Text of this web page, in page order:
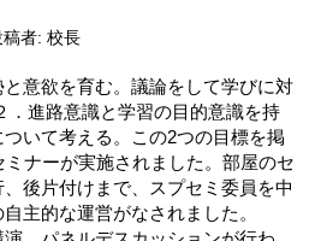
稿者: 校長
意欲を育む。議論をして学びに対
進路意識と学習の目的意識を持
いて考える。この2つの目標を掲
ナーが実施されました。部屋のセ
後片付けまで、スプセミ委員を中
自主的な運営がなされました。